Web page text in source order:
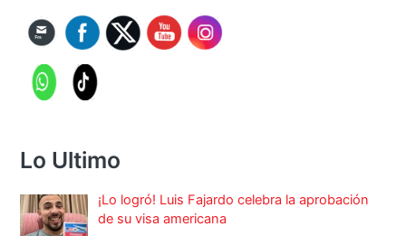
Lo Ultimo
¡Lo logró! Luis Fajardo celebra la aprobación
de su visa americana